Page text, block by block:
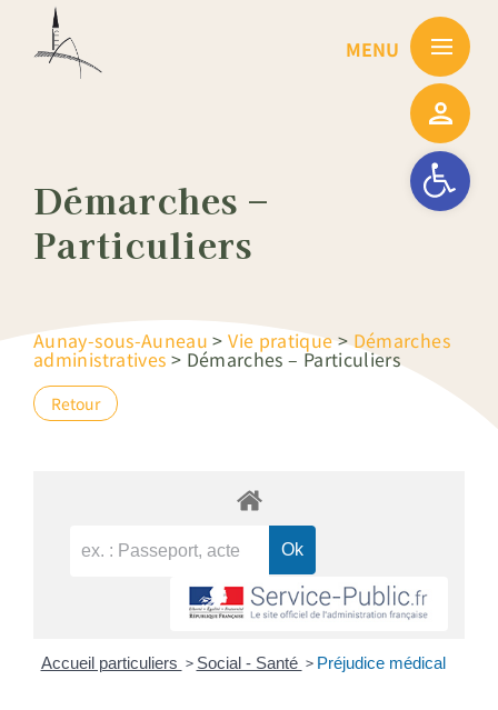
Ouvrir la
Démarches –
Particuliers
Aunay-sous-Auneau >Vie pratique>Démarches
administratives > Démarches – Particuliers
Retour
Accueil particuliers > Social - Santé > Préjudice médical